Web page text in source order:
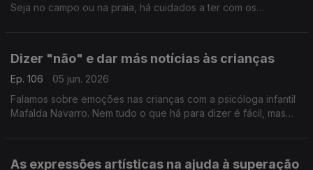
Seja no campo ou na praia, há cuidados a ter com os
Dizer "não" e dar más notícias às crianças
Ep. 106
05 jun. 2026
Falamos sobre emoções nas crianças com a psicóloga infantil
Mafalda Navarro. Nem tudo o que há para dizer é fácil, mas
As expressões artísticas na ajuda à superação